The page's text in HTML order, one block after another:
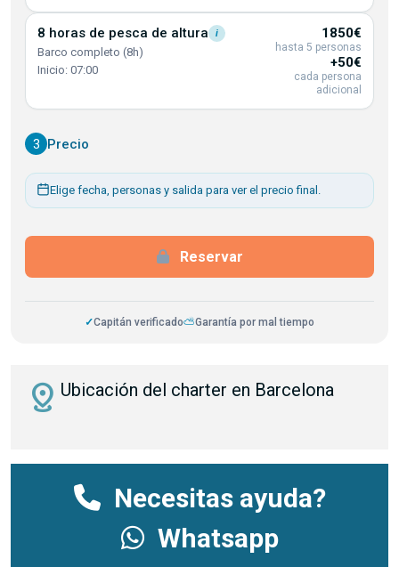
8 horas de pesca de altura i
Barco completo (8h)
Inicio: 07:00
1850€
hasta 5 personas
+50€
cada persona
adicional
3 Precio
Elige fecha, personas y salida para ver el precio final.
Reservar
✓Capitán verificado⛅Garantía por mal tiempo
distance Ubicación del charter en Barcelona
Necesitas ayuda?
Whatsapp